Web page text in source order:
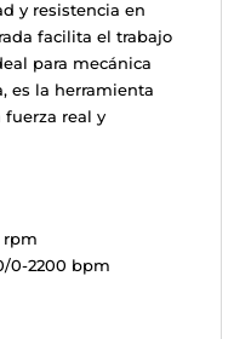
y resistencia en
facilita el trabajo
para mecánica
es la herramienta
fuerza real y
rpm
0-2200 bpm